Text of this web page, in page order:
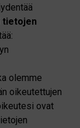
tietojen
olemme
oikeutettujen
ovat